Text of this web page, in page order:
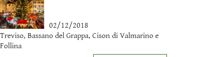
02/12/2018
Treviso, Bassano del Grappa, Cison di Valmarino e
Follina